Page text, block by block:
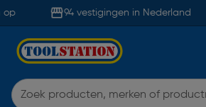
94 vestigingen in Nederland